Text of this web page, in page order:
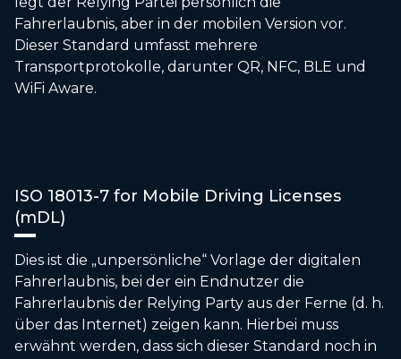
Fahrerlaubnis, aber in der mobilen Version vor.
Dieser Standard umfasst mehrere
Transportprotokolle, darunter QR, NFC, BLE und
WiFi Aware.
ISO 18013-7 for Mobile Driving Licenses
(mDL)
Dies ist die „unpersönliche“ Vorlage der digitalen
Fahrerlaubnis, bei der ein Endnutzer die
Fahrerlaubnis der Relying Party aus der Ferne (d. h.
über das Internet) zeigen kann. Hierbei muss
erwähnt werden, dass sich dieser Standard noch in